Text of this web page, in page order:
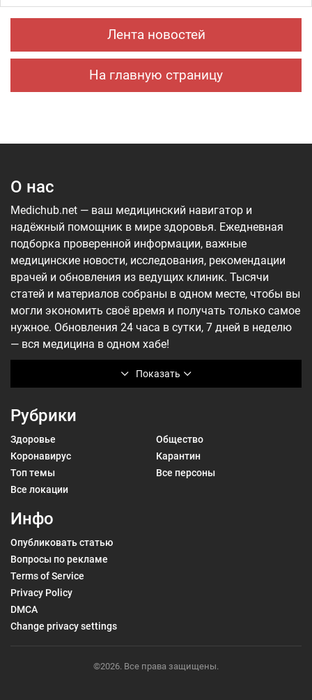
Лента новостей
На главную страницу
О нас
Показать
Medichub.net — ваш медицинский навигатор и
надёжный помощник в мире здоровья. Ежедневная
подборка проверенной информации, важные
медицинские новости, исследования, рекомендации
врачей и обновления из ведущих клиник. Тысячи
статей и материалов собраны в одном месте, чтобы вы
могли экономить своё время и получать только самое
нужное. Обновления 24 часа в сутки, 7 дней в неделю
— вся медицина в одном хабе!
Рубрики
Здоровье
Общество
Коронавирус
Карантин
Топ темы
Все персоны
Все локации
Инфо
Опубликовать статью
Вопросы по рекламе
Terms of Service
Privacy Policy
DMCA
Change privacy settings
©2026. Все права защищены.